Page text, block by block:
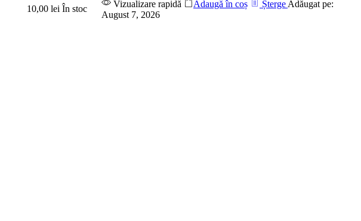
10,00 lei În stoc Vizualizare rapidă Adaugă în coș Șterge Adăugat pe:
August 7, 2026